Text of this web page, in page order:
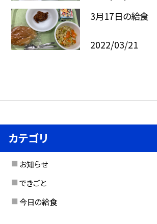
3月17日の給食
2022/03/21
カテゴリ
お知らせ
できごと
今日の給食